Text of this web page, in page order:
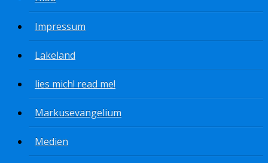
Impressum
Lakeland
lies mich! read me!
Markusevangelium
Medien